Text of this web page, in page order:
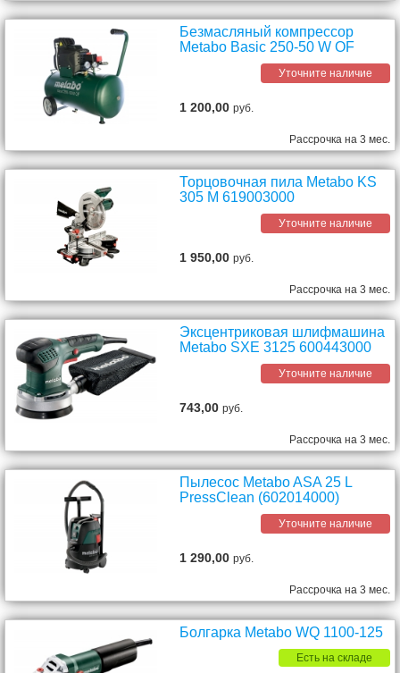
Безмасляный компрессор
Metabo Basic 250-50 W OF
Уточните наличие
1 200,00руб.
Рассрочка на 3 мес.
Торцовочная пила Metabo KS
305 M 619003000
Уточните наличие
1 950,00руб.
Рассрочка на 3 мес.
Эксцентриковая шлифмашина
Metabo SXE 3125 600443000
Уточните наличие
743,00руб.
Рассрочка на 3 мес.
Пылесос Metabo ASA 25 L
PressClean (602014000)
Уточните наличие
1 290,00руб.
Рассрочка на 3 мес.
Болгарка Metabo WQ 1100-125
Есть на складе